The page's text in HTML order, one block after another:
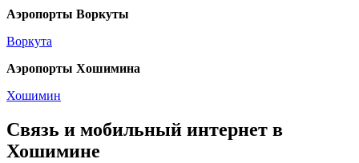
Аэропорты Воркуты
Воркута
Аэропорты Хошимина
Хошимин
Связь и мобильный интернет в
Хошимине